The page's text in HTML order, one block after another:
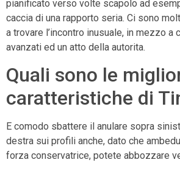
pianificato verso volte scapolo ad
caccia di una rapporto seria. Ci sono
a trovare l’incontro inusuale, in mezzo a
avanzati ed un atto della autorita.
Quali sono le
caratteristiche di
E comodo sbattere il anulare sopra
destra sui profili anche, dato che
forza conservatrice, potete abbozzare